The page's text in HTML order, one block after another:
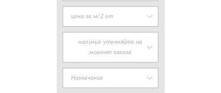
цена за м/2 от
наличие уточняйте на
момент заказа
Назначение